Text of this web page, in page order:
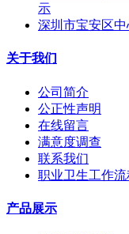
示
深圳市宝安区
关于我们
公司简介
公正性声明
在线留言
满意度调查
联系我们
职业卫生工作流
产品展示